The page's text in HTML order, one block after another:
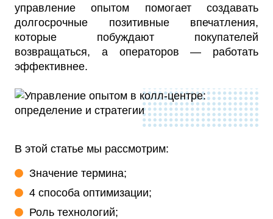
управление опытом помогает создавать
долгосрочные позитивные впечатления,
которые побуждают покупателей
возвращаться, а операторов — работать
эффективнее.
В этой статье мы рассмотрим:
Значение термина;
4 способа оптимизации;
Роль технологий;